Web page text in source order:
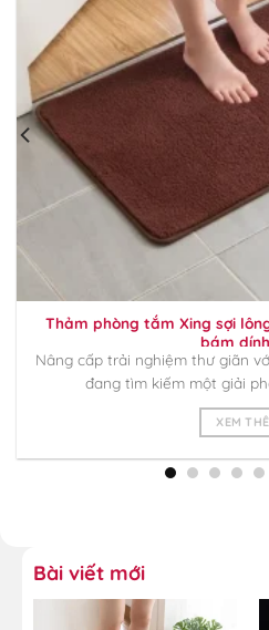
Thảm phòng tắm Xing sợi
bám
Nâng cấp trải nghiệm thư giãn
đang tìm kiếm một giải
XEM
Bài viết mới